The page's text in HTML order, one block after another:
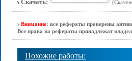
Скачать:
Внимание: все рефераты проверены
Все права на рефераты принадлежат
Похожие работы: